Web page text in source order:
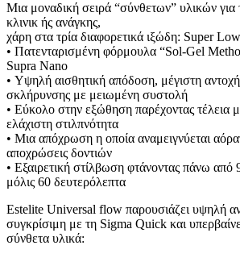
Μια μοναδική σειρά “σύνθετων” υλικών
κλινικ ής ανάγκης,
χάρη στα τρία διαφορετικά ιξώδη: Super
• Πατενταρισμένη φόρμουλα “Sol-Gel
Supra Nano
• Υψηλή αισθητική απόδοση, μέγιστη
σκλήρυνσης με μειωμένη συστολή
• Εύκολο στην εξώθηση παρέχοντας τέλεια
ελάχιστη στιλπνότητα
• Μια απόχρωση η οποία αναμειγνύεται
αποχρώσεις δοντιών
• Εξαιρετική στίλβωση φτάνοντας πάνω από
μόλις 60 δευτερόλεπτα
Estelite Universal flow παρουσιάζει υψηλή
συγκρίσιμη με τη Sigma Quick και
σύνθετα υλικά: